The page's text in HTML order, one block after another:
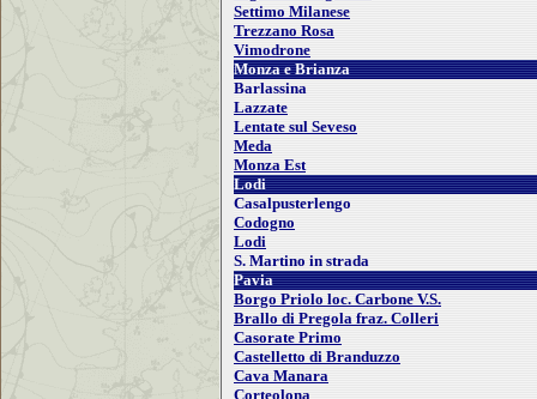
Settimo Milanese
Trezzano Rosa
Vimodrone
Monza e Brianza
Barlassina
Lazzate
Lentate sul Seveso
Meda
Monza Est
Lodi
Casalpusterlengo
Codogno
Lodi
S. Martino in strada
Pavia
Borgo Priolo loc. Carbone V.S.
Brallo di Pregola fraz. Colleri
Casorate Primo
Castelletto di Branduzzo
Cava Manara
Corteolona